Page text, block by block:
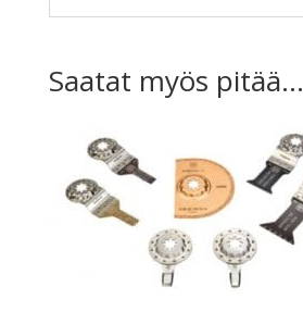
Saatat myös pitää...